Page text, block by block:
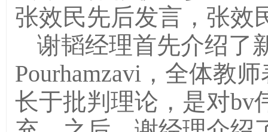
张效民先后发言，张效
谢韬经理首先介绍了
Pourhamzavi，全体教
长于批判理论，是对bv